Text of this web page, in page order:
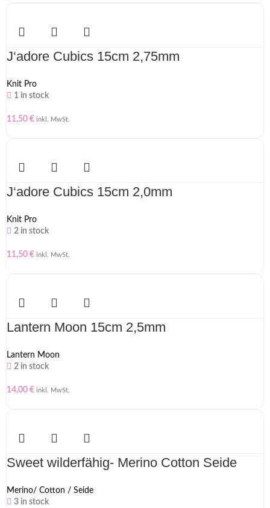
J‘adore Cubics 15cm 2,75mm
Knit Pro
1 in stock
11,50 € inkl. MwSt.
J‘adore Cubics 15cm 2,0mm
Knit Pro
2 in stock
11,50 € inkl. MwSt.
Lantern Moon 15cm 2,5mm
Lantern Moon
2 in stock
14,00 € inkl. MwSt.
Sweet wilderfähig- Merino Cotton Seide
Merino/ Cotton / Seide
3 in stock